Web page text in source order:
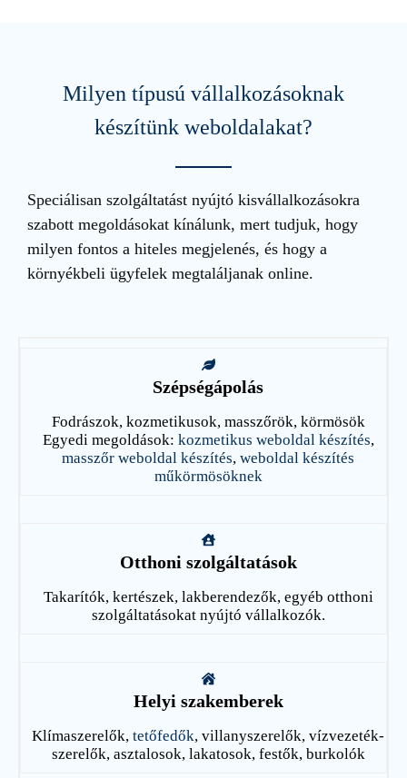
Milyen típusú vállalkozásoknak
készítünk weboldalakat?
Speciálisan szolgáltatást nyújtó kisvállalkozásokra
szabott megoldásokat kínálunk, mert tudjuk, hogy
milyen fontos a hiteles megjelenés, és hogy a
környékbeli ügyfelek megtaláljanak online.
Szépségápolás
Fodrászok, kozmetikusok, masszőrök, körmösök
Egyedi megoldások: kozmetikus weboldal készítés,
masszőr weboldal készítés, weboldal készítés
műkörmösöknek
Otthoni szolgáltatások
Takarítók, kertészek, lakberendezők, egyéb otthoni
szolgáltatásokat nyújtó vállalkozók.
Helyi szakemberek
Klímaszerelők, tetőfedők, villanyszerelők, vízvezeték-
szerelők, asztalosok, lakatosok, festők, burkolók